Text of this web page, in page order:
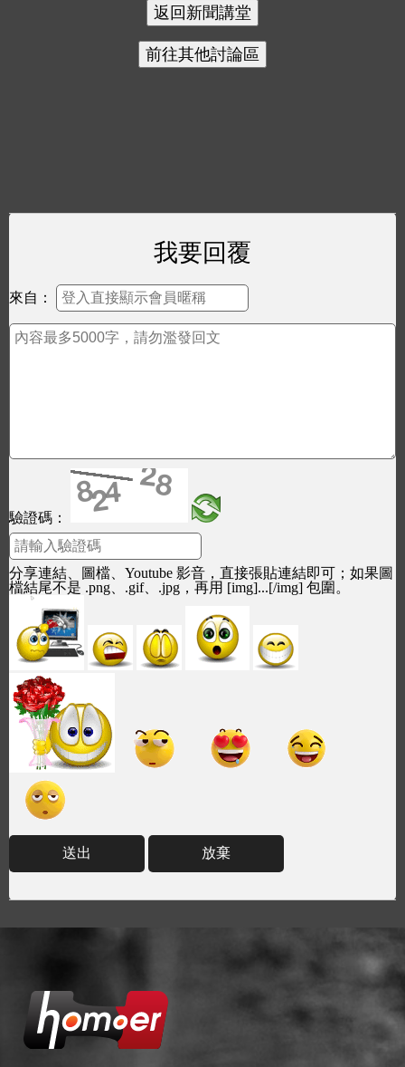
我要回覆
來自：
驗證碼：
分享連結、圖檔、Youtube 影音，直接張貼連結即可；如果圖
檔結尾不是 .png、.gif、.jpg，再用 [img]...[/img] 包圍。
送出 放棄